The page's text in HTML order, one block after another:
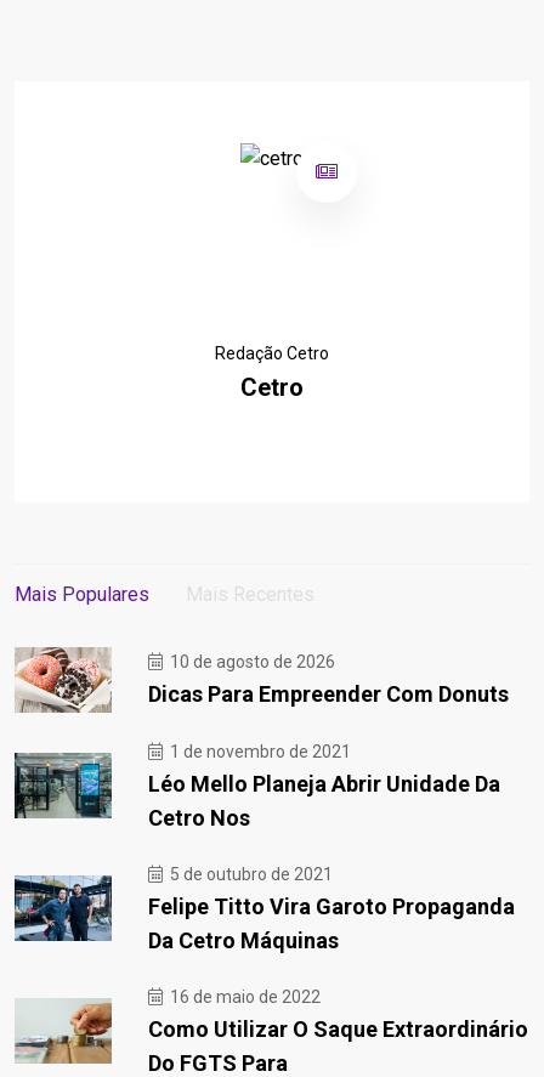
Redação Cetro
Cetro
Mais Populares Mais Recentes
10 de agosto de 2026
Dicas Para Empreender Com Donuts
1 de novembro de 2021
Léo Mello Planeja Abrir Unidade Da
Cetro Nos
5 de outubro de 2021
Felipe Titto Vira Garoto Propaganda
Da Cetro Máquinas
16 de maio de 2022
Como Utilizar O Saque Extraordinário
Do FGTS Para